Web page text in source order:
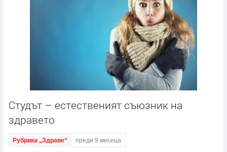
Студът – естественият съюзник на
здравето
Рубрика „Здраве“ преди 9 месеца